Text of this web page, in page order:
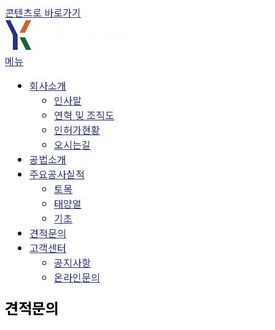
콘텐츠로 바로가기
메뉴
회사소개
인사말
연혁 및 조직도
인허가현황
오시는길
공법소개
주요공사실적
토목
태양열
기초
견적문의
고객센터
공지사항
온라인문의
견적문의